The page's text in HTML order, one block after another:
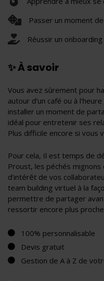
Passer un moment
Réussir un onboarding
✨ À savoir
Vous avez sûrement pour
autour d’un café ou à
installer un moment de
idéal pour entretenir ses
Plus difficile encore si vous
Pour cela, Il est temps de
Proust, les péchés
d’intérêt de vos
team building virtuel à la
permettre de partager
ressortir encore plus
100% personnalisable
Devis gratuit
Gestion de A à Z de